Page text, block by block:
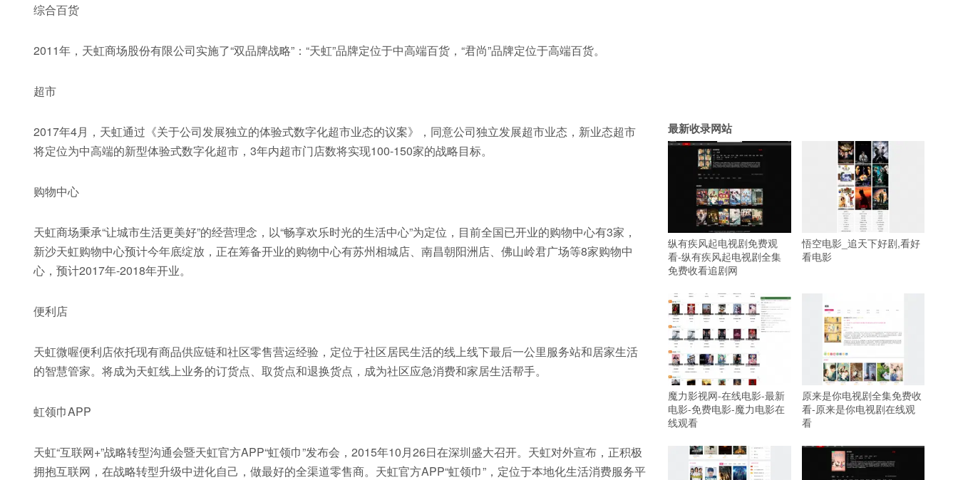
综合百货
2011年，天虹商场股份有限公司实施了“双品牌战略”：“天虹”品牌定位于中高端百货，“君尚”品牌定位于高端百货。
超市
2017年4月，天虹通过《关于公司发展独立的体验式数字化超市业态的议案》，同意公司独立发展超市业态，新业态超市
将定位为中高端的新型体验式数字化超市，3年内超市门店数将实现100-150家的战略目标。
购物中心
天虹商场秉承“让城市生活更美好”的经营理念，以“畅享欢乐时光的生活中心”为定位，目前全国已开业的购物中心有3家，
新沙天虹购物中心预计今年底绽放，正在筹备开业的购物中心有苏州相城店、南昌朝阳洲店、佛山岭君广场等8家购物中
心，预计2017年-2018年开业。
便利店
天虹微喔便利店依托现有商品供应链和社区零售营运经验，定位于社区居民生活的线上线下最后一公里服务站和居家生活
的智慧管家。将成为天虹线上业务的订货点、取货点和退换货点，成为社区应急消费和家居生活帮手。
虹领巾APP
天虹“互联网+”战略转型沟通会暨天虹官方APP“虹领巾”发布会，2015年10月26日在深圳盛大召开。天虹对外宣布，正积极
拥抱互联网，在战略转型升级中进化自己，做最好的全渠道零售商。天虹官方APP“虹领巾”，定位于本地化生活消费服务平
最新收录网站
纵有疾风起电视剧免费观
看-纵有疾风起电视剧全集
免费收看追剧网
悟空电影_追天下好剧,看好
看电影
魔力影视网-在线电影-最新
电影-免费电影-魔力电影在
线观看
原来是你电视剧全集免费收
看-原来是你电视剧在线观
看